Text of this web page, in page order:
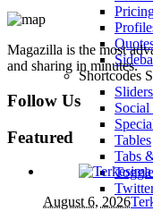
Shortcodes
Sliders
Social
Tables
Tabs
Magazilla is the most
and sharing in minutes.
Follow Us
Featured
August 6, 2026